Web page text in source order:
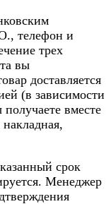
телефон и
трех
вы
доставляется
(в зависимости
вместе
срок
Менеджер